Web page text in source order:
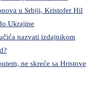
u Srbiji, Kristofer Hil
Ukrajine
nazvati izdajnikom
ne skreće sa Hristove